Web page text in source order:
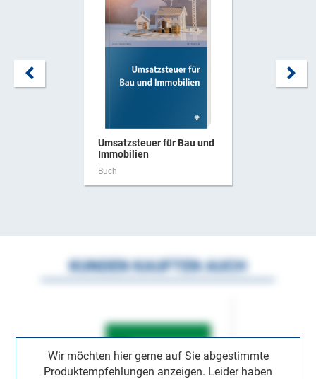
Umsatzsteuer für Bau und
Immobilien
Buch
Wir möchten hier gerne auf Sie abgestimmte
Produktempfehlungen anzeigen. Leider haben
KUNDEN KAUFTEN AUCH